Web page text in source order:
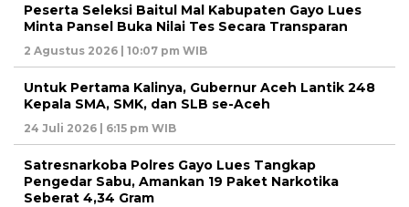
Peserta Seleksi Baitul Mal Kabupaten Gayo Lues
Minta Pansel Buka Nilai Tes Secara Transparan
2 Agustus 2026 | 10:07 pm WIB
Untuk Pertama Kalinya, Gubernur Aceh Lantik 248
Kepala SMA, SMK, dan SLB se-Aceh
24 Juli 2026 | 6:15 pm WIB
Satresnarkoba Polres Gayo Lues Tangkap
Pengedar Sabu, Amankan 19 Paket Narkotika
Seberat 4,34 Gram